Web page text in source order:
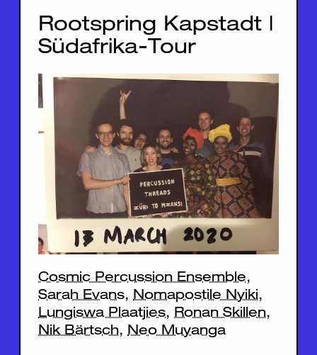
Rootspring Kapstadt |
Südafrika-Tour
Cosmic Percussion Ensemble,
Sarah Evans, Nomapostile Nyiki,
Lungiswa Plaatjies, Ronan Skillen,
Nik Bärtsch, Neo Muyanga